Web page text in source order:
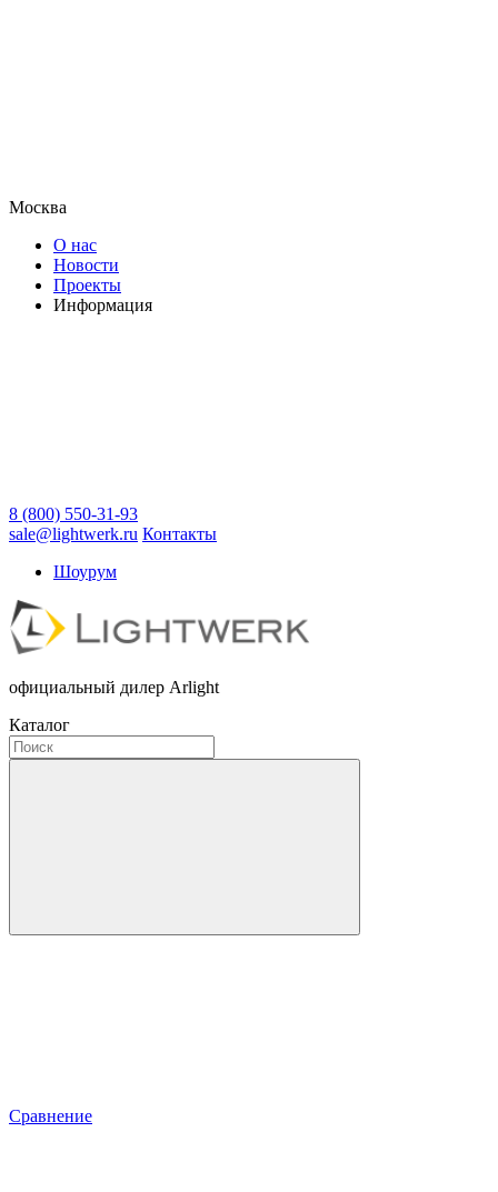
Москва
О нас
Новости
Проекты
Информация
8 (800) 550-31-93
sale@lightwerk.ru Контакты
Шоурум
официальный дилер Arlight
Каталог
Сравнение